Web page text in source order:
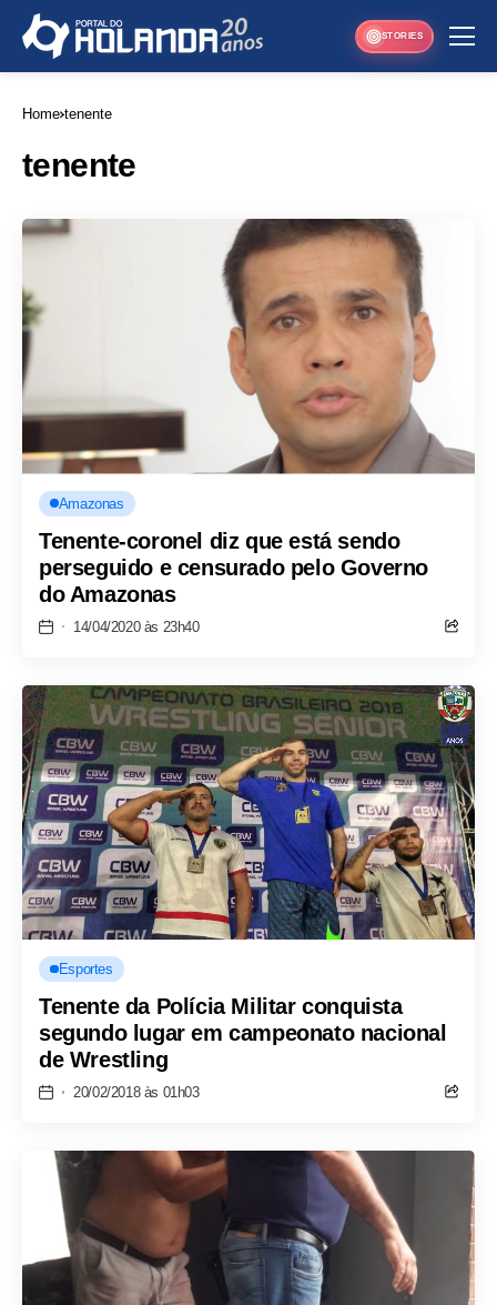
STORIES
Home tenente
tenente
Amazonas
Tenente-coronel diz que está sendo
perseguido e censurado pelo Governo
do Amazonas
14/04/2020 às 23h40
Esportes
Tenente da Polícia Militar conquista
segundo lugar em campeonato nacional
de Wrestling
20/02/2018 às 01h03